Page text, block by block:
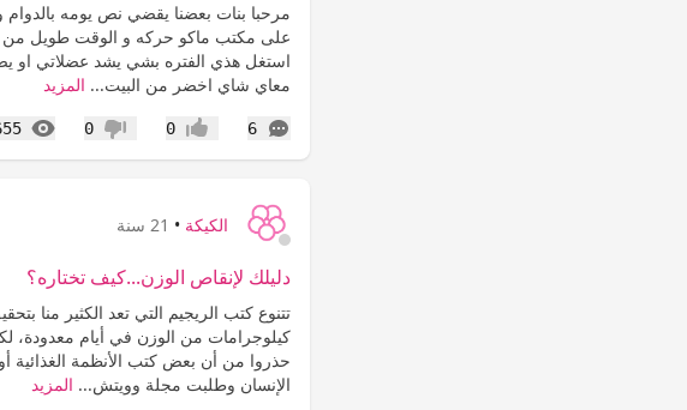
مرحبا بنات بعضنا يقضي نص يومه
استغل هذي الفتره بشي يشد عضلاتي او
معاي شاي اخضر من البيت... المزيد
6
التعليقات إعجاب0 عدم إعجاب
0
الكيكة • 21 سنة
دليلك لإنقاص الوزن...كيف تختاره؟
تتنوع كتب الريجيم التي تعد الكثير منا
كيلوجرامات من الوزن في أيام معدودة،
حذروا من أن بعض كتب الأنظمة الغذائية
الإنسان وطلبت مجلة وويتش... المزيد